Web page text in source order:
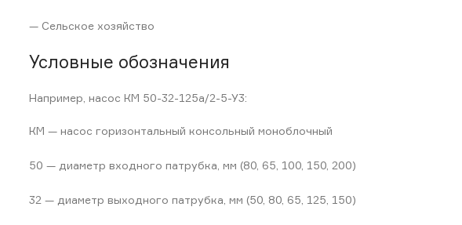
— Сельское хозяйство
Условные обозначения
Например, насос КМ 50-32-125а/2-5-У3:
КМ — насос горизонтальный консольный моноблочный
50 — диаметр входного патрубка, мм (80, 65, 100, 150, 200)
32 — диаметр выходного патрубка, мм (50, 80, 65, 125, 150)